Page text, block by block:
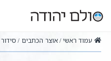
עמוד ראשי אוצר הכתבים